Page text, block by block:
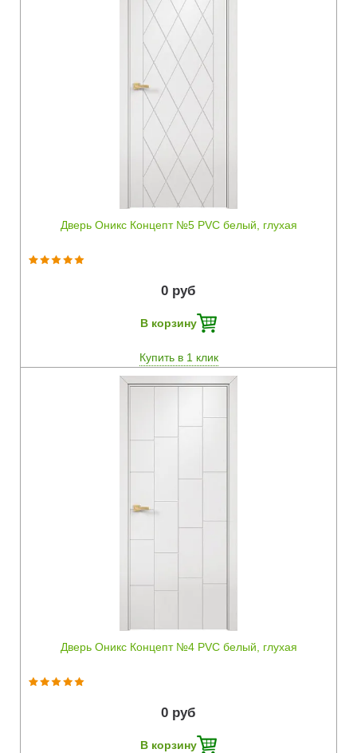
Дверь Оникс Концепт №5 PVC белый, глухая
Быстрый просмотр
0 руб
В корзину
Купить в 1 клик
Дверь Оникс Концепт №4 PVC белый, глухая
0 руб
В корзину